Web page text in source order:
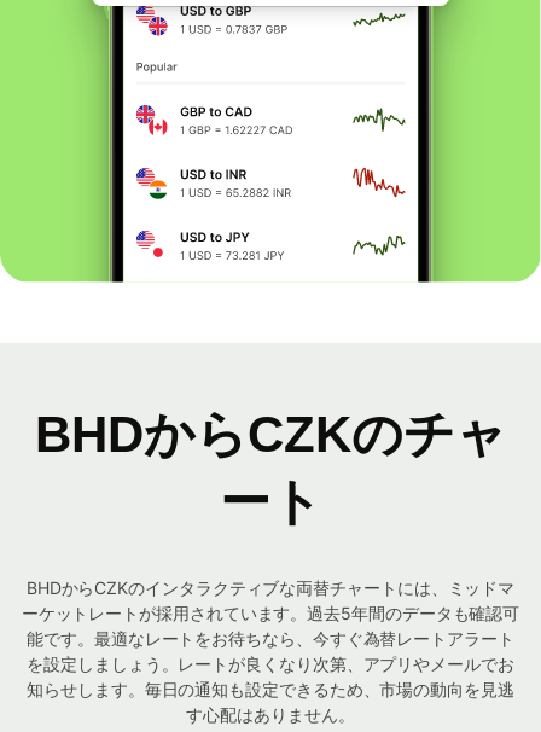
BHDからCZKのチャ
ート
BHDからCZKのインタラクティブな両替チャートには、ミッドマ
ーケットレートが採用されています。過去5年間のデータも確認可
能です。最適なレートをお待ちなら、今すぐ為替レートアラート
を設定しましょう。レートが良くなり次第、アプリやメールでお
知らせします。毎日の通知も設定できるため、市場の動向を見逃
す心配はありません。